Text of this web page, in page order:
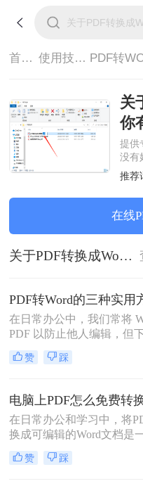
首页> 使用技巧>
关
你
提供
没有
技术
码。
保障
换成
装，
推荐
在线
关于PDF转换成Word文档你有没有好的方法
在日常办公中，我们常将
PDF 以防止他人编辑，但
PDF 往往又需要修改内容
得不将 PDF 再转回 Word。
错乱，要么工具捆绑广告
受损。那么 PDF 如何改成
档？本文从 转换质量、操
件安全、批量能力 四个维
种主流方法，帮助您快速选
的那一种。
赞 踩
在日常办公和学习中，将
换成可编辑的Word文档是
频的需求。PDF虽然版式固
篡改，但编辑修改较为困难
赞 踩